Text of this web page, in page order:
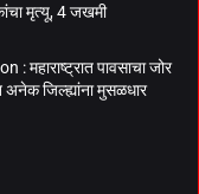
मृत्यू, 4 जखमी
पावसाचा जोर
जिल्ह्यांना मुसळधार